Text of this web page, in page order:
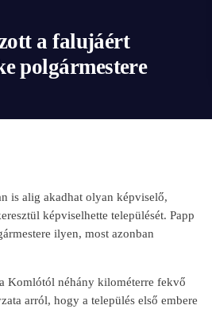
a falujáért
polgármestere
is alig akadhat olyan képviselő,
képviselhette települését. Papp
ilyen, most azonban
Komlótól néhány kilométerre fekvő
arról, hogy a település első embere